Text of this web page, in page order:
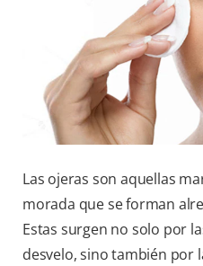
Las ojeras son aquellas
morada que se forman
Estas surgen no solo por
desvelo, sino también por